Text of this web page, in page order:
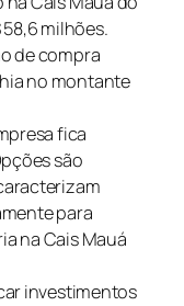
58,6 milhões.
de compra
no montante
fica
são
para
na Cais Mauá
investimentos